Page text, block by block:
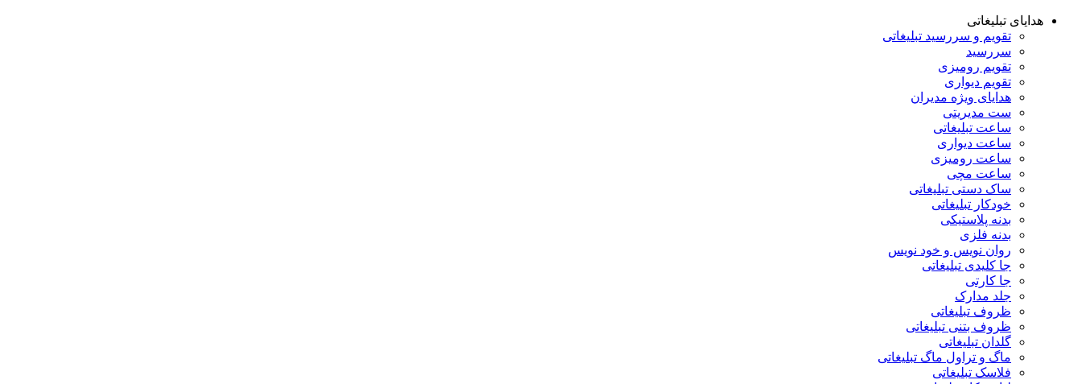
هدایای تبلیغاتی
تقویم و سررسید تبلیغاتی
سررسید
تقویم رومیزی
تقویم دیواری
هدایای ویژه مدیران
ست مدیریتی
ساعت تبلیغاتی
ساعت دیواری
ساعت رومیزی
ساعت مچی
ساک دستی تبلیغاتی
خودکار تبلیغاتی
بدنه پلاستیکی
بدنه فلزی
روان نویس و خود نویس
جا کلیدی تبلیغاتی
جا کارتی
جلد مدارک
ظروف تبلیغاتی
ظروف بتنی تبلیغاتی
گلدان تبلیغاتی
ماگ و تراول ماگ تبلیغاتی
فلاسک تبلیغاتی